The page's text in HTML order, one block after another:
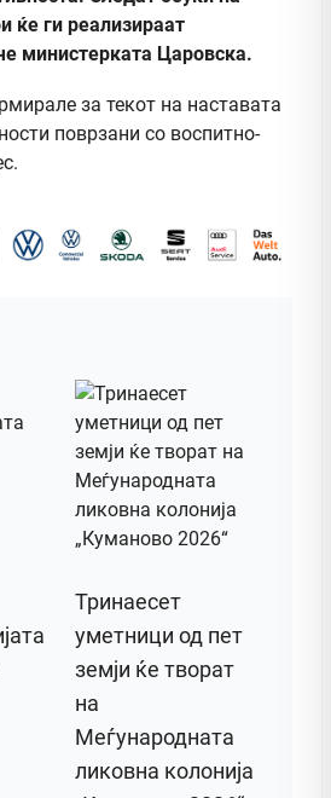
ќе ги реализираат
министерката Царовска.
за текот на наставата
поврзани со воспитно-
Тринаесет
уметници од пет
земји ќе творат
на
Меѓународната
ликовна колонија